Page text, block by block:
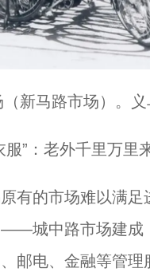
新马路市场）。
”：老外千里万里
的市场难以满足
——城中路市场建成
邮电、金融等管